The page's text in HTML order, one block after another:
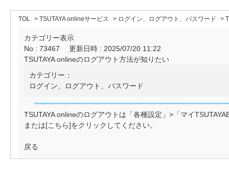
TOL > TSUTAYA onlineサービス > ログイン、ログアウト、パスワード >
カテゴリー表示
No : 73467
更新日時 : 2025/07/20 11:22
TSUTAYA onlineのログアウト方法が知りたい
カテゴリー：
ログイン、ログアウト、パスワード
TSUTAYA onlineのログアウトは「各種設定」>「マイ
または[こちら]をクリックしてください。
戻る